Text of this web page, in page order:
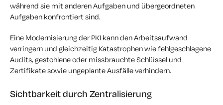
während sie mit anderen Aufgaben und übergeordneten
Aufgaben konfrontiert sind.
Eine Modernisierung der PKI kann den Arbeitsaufwand
verringern und gleichzeitig Katastrophen wie fehlgeschlagene
Audits, gestohlene oder missbrauchte Schlüssel und
Zertifikate sowie ungeplante Ausfälle verhindern.
Sichtbarkeit durch Zentralisierung